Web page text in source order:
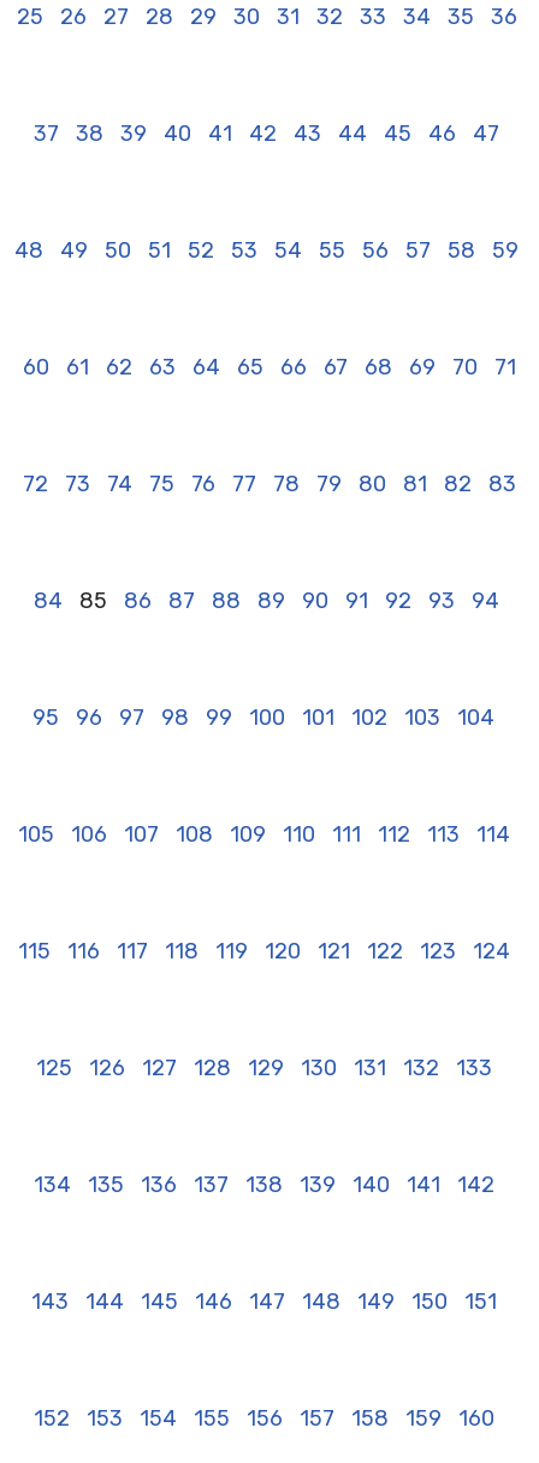
25 26 27 28 29 30 31 32 33 34 35 36
37 38 39 40 41 42 43 44 45 46 47
48 49 50 51 52 53 54 55 56 57 58 59
60 61 62 63 64 65 66 67 68 69 70 71
72 73 74 75 76 77 78 79 80 81 82 83
84 85 86 87 88 89 90 91 92 93 94
95 96 97 98 99 100 101 102 103 104
105 106 107 108 109 110 111 112 113 114
115 116 117 118 119 120 121 122 123 124
125 126 127 128 129 130 131 132 133
134 135 136 137 138 139 140 141 142
143 144 145 146 147 148 149 150 151
152 153 154 155 156 157 158 159 160